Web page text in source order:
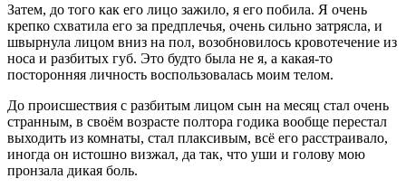
Затем, до того как его лицо зажило, я его побила. Я очень
крепко схватила его за предплечья, очень сильно затрясла, и
швырнула лицом вниз на пол, возобновилось кровотечение из
носа и разбитых губ. Это будто была не я, а какая-то
посторонняя личность воспользовалась моим телом.
До происшествия с разбитым лицом сын на месяц стал очень
странным, в своём возрасте полтора годика вообще перестал
выходить из комнаты, стал плаксивым, всё его расстраивало,
иногда он истошно визжал, да так, что уши и голову мою
пронзала дикая боль.